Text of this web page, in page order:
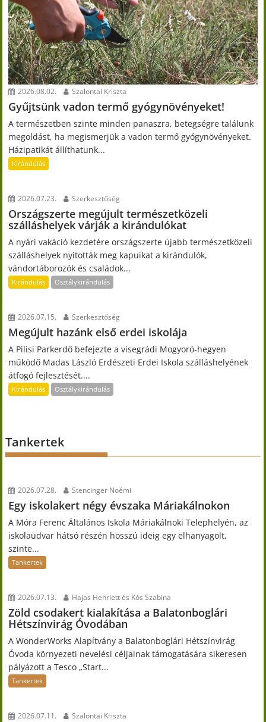
2026.08.02. Szalontai Kriszta
Gyűjtsünk vadon termő gyógynövényeket!
A természetben szinte minden panaszra, betegségre találunk
megoldást, ha megismerjük a vadon termő gyógynövényeket.
Házipatikát állíthatunk...
Kirándulás
2026.07.23. Szerkesztőség
Országszerte megújult természetközeli
szálláshelyek várják a kirándulókat
A nyári vakáció kezdetére országszerte újabb természetközeli
szálláshelyek nyitották meg kapuikat a kirándulók,
vándortáborozók és családok...
Kirándulás Osztálykirándulás
2026.07.15. Szerkesztőség
Megújult hazánk első erdei iskolája
A Pilisi Parkerdő befejezte a visegrádi Mogyoró-hegyen
működő Madas László Erdészeti Erdei Iskola szálláshelyének
átfogó fejlesztését....
Kirándulás Osztálykirándulás
Tankertek
2026.07.28. Stencinger Noémi
Egy iskolakert négy évszaka Máriakálnokon
A Móra Ferenc Általános Iskola Máriakálnoki Telephelyén, az
iskolaudvar hátsó részén hosszú ideig egy elhanyagolt,
szinte...
Tankertek
2026.07.13. Hajas Henriett és Kós Szabina
Zöld csodakert kialakítása a Balatonboglári
Hétszínvirág Óvodában
A WonderWorks Alapítvány a Balatonboglári Hétszínvirág
Óvoda környezeti nevelési céljainak támogatására sikeresen
pályázott a Tesco „Start...
Tankertek
2026.07.11. Szalontai Kriszta